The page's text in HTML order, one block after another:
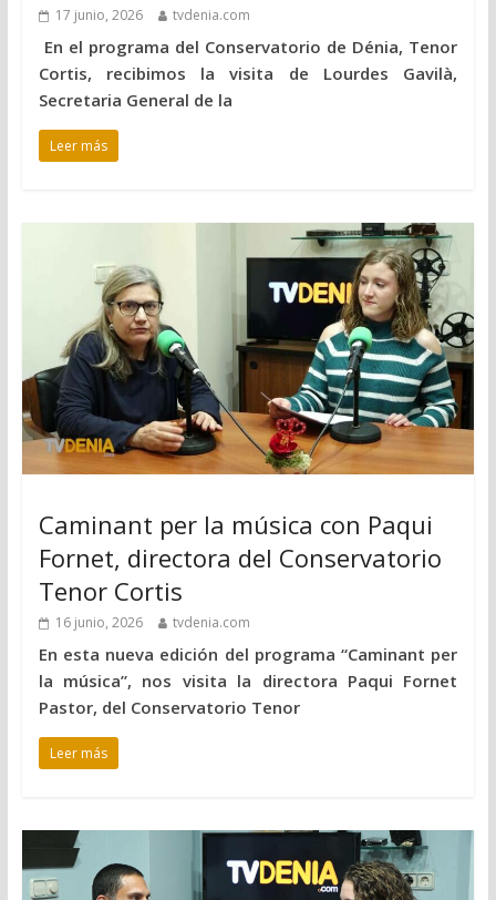
17 junio, 2026 tvdenia.com
En el programa del Conservatorio de Dénia, Tenor
Cortis, recibimos la visita de Lourdes Gavilà,
Secretaria General de la
Leer más
Caminant per la música con Paqui
Fornet, directora del Conservatorio
Tenor Cortis
16 junio, 2026 tvdenia.com
En esta nueva edición del programa “Caminant per
la música”, nos visita la directora Paqui Fornet
Pastor, del Conservatorio Tenor
Leer más